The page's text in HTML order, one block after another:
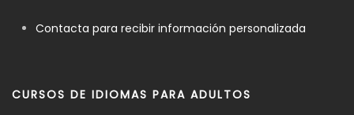
Contacta para recibir información personalizada
CURSOS DE IDIOMAS PARA ADULTOS